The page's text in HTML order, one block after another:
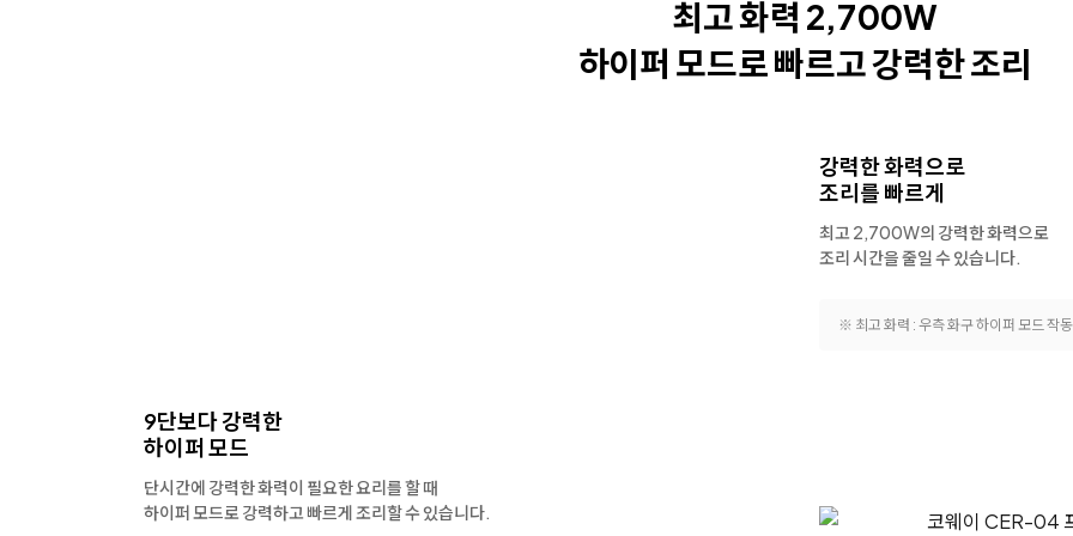
최고 화력 2,700W
하이퍼 모드로 빠르고강력한 조리
강력한 화력으로
조리를 빠르게
최고 2,700W의 강력한 화력으로
조리 시간을 줄일 수 있습니다.
※ 최고 화력 : 우측 화구 하이퍼 모드 작
9단보다 강력한
하이퍼 모드
단시간에 강력한 화력이 필요한 요리를 할 때
하이퍼 모드로 강력하고빠르게 조리할 수 있습니다.